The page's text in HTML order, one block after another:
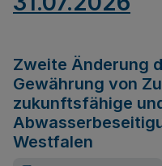
Zweite Änderung
Gewährung von
zukunftsfähige
Westfalen